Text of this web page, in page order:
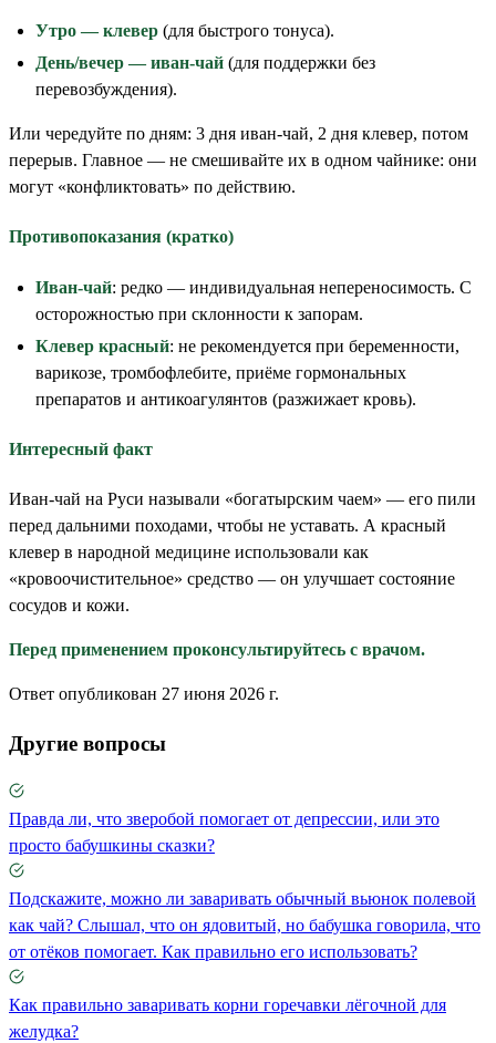
Утро — клевер (для быстрого тонуса).
День/вечер — иван-чай (для поддержки без
перевозбуждения).
Или чередуйте по дням: 3 дня иван-чай, 2 дня клевер, потом
перерыв. Главное — не смешивайте их в одном чайнике: они
могут «конфликтовать» по действию.
Противопоказания (кратко)
Иван-чай: редко — индивидуальная непереносимость. С
осторожностью при склонности к запорам.
Клевер красный: не рекомендуется при беременности,
варикозе, тромбофлебите, приёме гормональных
препаратов и антикоагулянтов (разжижает кровь).
Интересный факт
Иван-чай на Руси называли «богатырским чаем» — его пили
перед дальними походами, чтобы не уставать. А красный
клевер в народной медицине использовали как
«кровоочистительное» средство — он улучшает состояние
сосудов и кожи.
Перед применением проконсультируйтесь с врачом.
Ответ опубликован 27 июня 2026 г.
Другие вопросы
Правда ли, что зверобой помогает от депрессии, или это
просто бабушкины сказки?
Подскажите, можно ли заваривать обычный вьюнок полевой
как чай? Слышал, что он ядовитый, но бабушка говорила, что
от отёков помогает. Как правильно его использовать?
Как правильно заваривать корни горечавки лёгочной для
желудка?